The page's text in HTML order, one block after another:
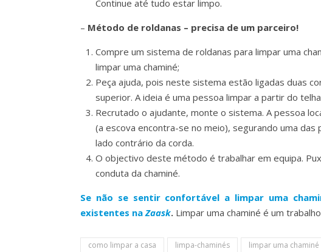
Continue até tudo estar limpo.
– Método de roldanas – precisa de um parceiro!
Compre um sistema de roldanas para limpar uma
limpar uma chaminé;
Peça ajuda, pois neste sistema estão ligadas duas
superior. A ideia é uma pessoa limpar a partir do
Recrutado o ajudante, monte o sistema. A pessoa
(a escova encontra-se no meio), segurando uma
lado contrário da corda.
O objectivo deste método é trabalhar em equipa.
conduta da chaminé.
Se não se sentir confortável a limpar uma
existentes naZaask. Limpar uma chaminé é um
como limpar a casa limpa-chaminés limpar uma chaminé